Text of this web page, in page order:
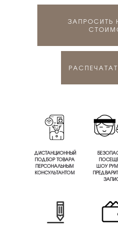
ЗАПРОСИТЬ
ДИСТАНЦИОННЫЙ
ПОДБОР ТОВАРА
ПЕРСОНАЛЬНЫМ
КОНСУЛЬТАНТОМ
ШОУ